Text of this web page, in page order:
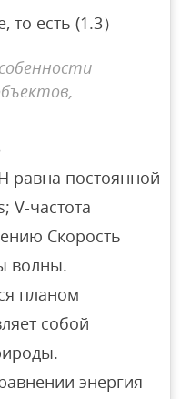
есть (1.3）
равна постоянной
V-частота
Скорость
волны.
планом
собой
энергия